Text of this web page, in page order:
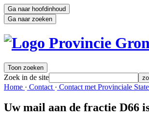
Ga naar hoofdinhoud
Ga naar zoeken
Toon zoeken
Zoek in de site
Home · Contact · Contact met Provinciale
Uw mail aan de fractie D66